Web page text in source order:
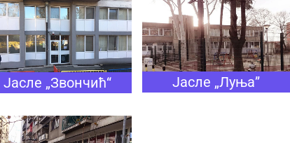
Јасле „Звончић“ Јасле „Луња”